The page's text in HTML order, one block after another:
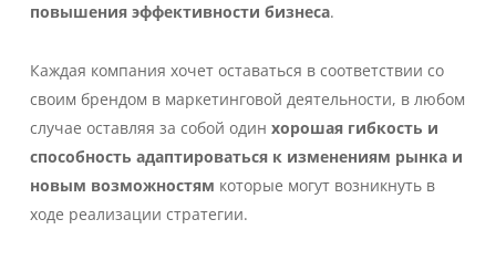
повышения эффективности бизнеса.
Каждая компания хочет оставаться в соответствии со
своим брендом в маркетинговой деятельности, в любом
случае оставляя за собой один хорошая гибкость и
способность адаптироваться к изменениям рынка и
новым возможностям которые могут возникнуть в
ходе реализации стратегии.